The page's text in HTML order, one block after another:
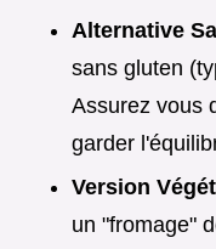
Alternative
sans gluten
Assurez vous
garder
Version
un "fromage"